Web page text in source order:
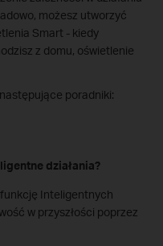
możesz utworzyć
Smart - kiedy
z domu, oświetlenie
poradniki:
działania?
Inteligentnych
w przyszłości poprzez